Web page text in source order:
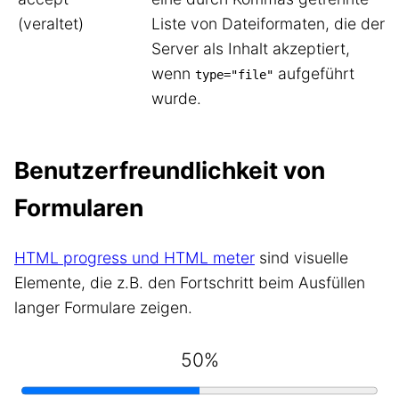
(veraltet)
Liste von Dateiformaten, die der
Server als Inhalt akzeptiert,
wenn type="file" aufgeführt
wurde.
Benutzerfreundlichkeit von
Formularen
HTML progress und HTML meter sind visuelle
Elemente, die z.B. den Fortschritt beim Ausfüllen
langer Formulare zeigen.
50%